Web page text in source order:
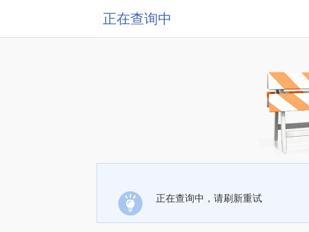
正在查询中
正在查询中，请刷新重试